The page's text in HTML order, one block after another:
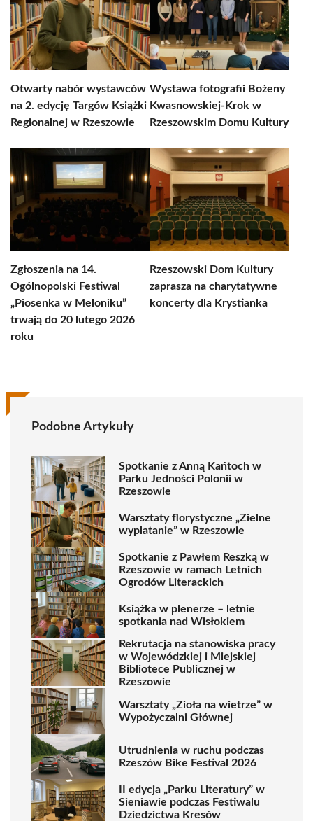
Otwarty nabór wystawców
na 2. edycję Targów Książki
Regionalnej w Rzeszowie
Wystawa fotografii Bożeny
Kwasnowskiej-Krok w
Rzeszowskim Domu Kultury
Zgłoszenia na 14.
Ogólnopolski Festiwal
„Piosenka w Meloniku”
trwają do 20 lutego 2026
roku
Rzeszowski Dom Kultury
zaprasza na charytatywne
koncerty dla Krystianka
Podobne Artykuły
Spotkanie z Anną Kańtoch w
Parku Jedności Polonii w
Rzeszowie
Warsztaty florystyczne „Zielne
wyplatanie” w Rzeszowie
Spotkanie z Pawłem Reszką w
Rzeszowie w ramach Letnich
Ogrodów Literackich
Książka w plenerze – letnie
spotkania nad Wisłokiem
Rekrutacja na stanowiska pracy
w Wojewódzkiej i Miejskiej
Bibliotece Publicznej w
Rzeszowie
Warsztaty „Zioła na wietrze” w
Wypożyczalni Głównej
Utrudnienia w ruchu podczas
Rzeszów Bike Festival 2026
II edycja „Parku Literatury” w
Sieniawie podczas Festiwalu
Dziedzictwa Kresów